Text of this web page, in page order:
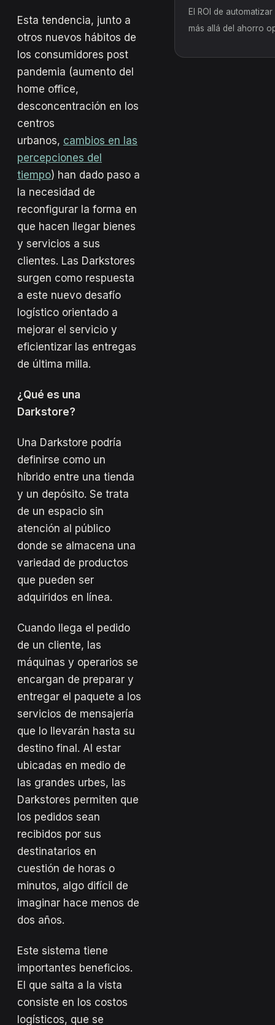
Esta tendencia, junto a
otros nuevos hábitos de
los consumidores post
pandemia (aumento del
home office,
desconcentración en los
centros
urbanos, cambios en las
percepciones del
tiempo) han dado paso a
la necesidad de
reconfigurar la forma en
que hacen llegar bienes
y servicios a sus
clientes. Las Darkstores
surgen como respuesta
a este nuevo desafío
logístico orientado a
mejorar el servicio y
eficientizar las entregas
de última milla.
¿Qué es una
Darkstore?
Una Darkstore podría
definirse como un
híbrido entre una tienda
y un depósito. Se trata
de un espacio sin
atención al público
donde se almacena una
variedad de productos
que pueden ser
adquiridos en línea.
Cuando llega el pedido
de un cliente, las
máquinas y operarios se
encargan de preparar y
entregar el paquete a los
servicios de mensajería
que lo llevarán hasta su
destino final. Al estar
ubicadas en medio de
las grandes urbes, las
Darkstores permiten que
los pedidos sean
recibidos por sus
destinatarios en
cuestión de horas o
minutos, algo difícil de
imaginar hace menos de
dos años.
Este sistema tiene
importantes beneficios.
El que salta a la vista
consiste en los costos
logísticos, que se
El ROI de
más allá del ahorro